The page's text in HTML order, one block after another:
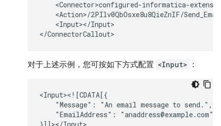
<Input></Input>
对于上述示例，您可按如下方式配置 <Input> ：
"Message":
"An email message to
"EmailAddress":
"anaddress@example.com"